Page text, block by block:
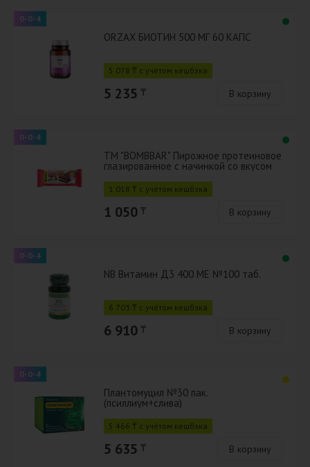
0-0-4
ORZAX БИОТИН 500 МГ 60 КАПС
5 078 ₸ с учётом кешбэка
5 235 ₸ В корзину
0-0-4
ТМ "BOMBBAR" Пирожное протеиновое
глазированное с начинкой со вкусом
1 018 ₸ с учётом кешбэка
1 050 ₸ В корзину
0-0-4
NB Витамин Д3 400 МЕ №100 таб.
6 703 ₸ с учётом кешбэка
6 910 ₸ В корзину
0-0-4
Плантомуцил №30 пак.
(псиллиум+слива)
5 466 ₸ с учётом кешбэка
5 635 ₸ В корзину